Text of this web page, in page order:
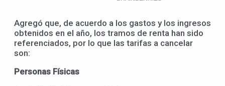
Agregó que, de acuerdo a los gastos y los ingresos
obtenidos en el año, los tramos de renta han sido
referenciados, por lo que las tarifas a cancelar
son:
Personas Físicas